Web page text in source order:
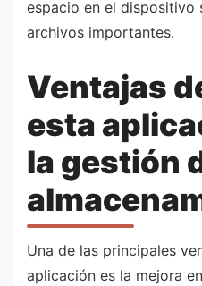
espacio en el dispositivo
archivos importantes.
Ventajas
esta
la gestión
Una de las principales
aplicación es la mejora